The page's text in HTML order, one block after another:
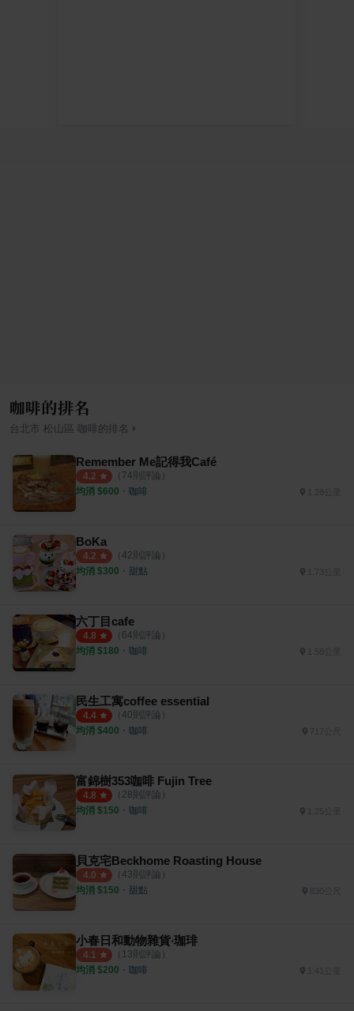
咖啡的排名
台北市 松山區 咖啡 的排名 ›
Remember Me記得我Café
4.2 （ 74則評論）
均消 $600 ・ 咖啡
BoKa
4.2 （ 42則評論）
均消 $300 ・ 甜點
六丁目cafe
4.8 （ 64則評論）
均消 $180 ・ 咖啡 1.58公里
民生工寓coffee essential
4.4 （ 40則評論）
均消 $400 ・ 咖啡
富錦樹353咖啡 Fujin Tree
4.8 （ 28則評論）
均消 $150 ・ 咖啡 1.25公里
貝克宅Beckhome Roasting House
4.0 （ 43則評論）
均消 $150 ・ 甜點
小春日和動物雜貨‧珈琲
4.1 （ 13則評論）
均消 $200 ・ 咖啡 1.41公里